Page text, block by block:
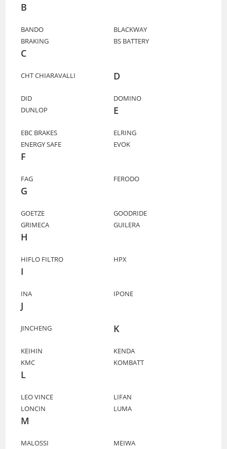
B
BANDO
BLACKWAY
BRAKING
BS BATTERY
C
CHT CHIARAVALLI D
DID
DOMINO
DUNLOP
E
EBC BRAKES
ELRING
ENERGY SAFE
EVOK
F
FAG FERODO
G
GOETZE
GOODRIDE
GRIMECA
GUILERA
H
HIFLO FILTRO HPX
I
INA IPONE
J
JINCHENG K
KEIHIN
KENDA
KMC
KOMBATT
L
LEO VINCE
LIFAN
LONCIN
LUMA
M
MALOSSI
MEIWA